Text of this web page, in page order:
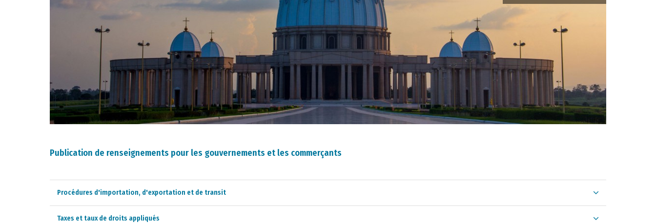
Publication de renseignements pour les gouvernements et les commerçants
Procédures d'importation, d'exportation et de transit
Taxes et taux de droits appliqués